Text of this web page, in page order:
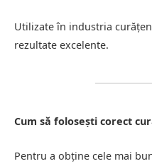
Utilizate în industria
rezultate excelente.
Cum să folosești corect
Pentru a obține cele mai